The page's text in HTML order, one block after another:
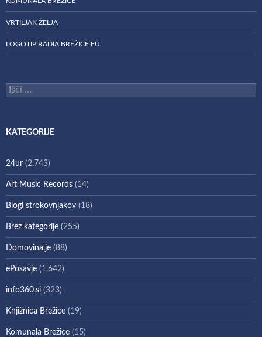
VRTILJAK ŽELJA
LOGOTIP RADIA BREŽICE EU
Išči:
KATEGORIJE
24ur (2.743)
Art Music Records (14)
Blogi strokovnjakov (18)
Brez kategorije (255)
Domovina.je (88)
ePosavje (1.642)
info360.si (323)
Knjižnica Brežice (19)
Komunala Brežice (15)